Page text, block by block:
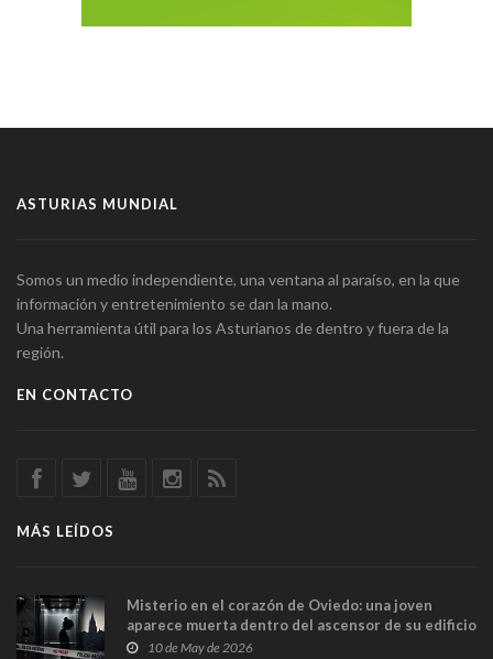
ASTURIAS MUNDIAL
Somos un medio independiente, una ventana al paraíso, en la que
información y entretenimiento se dan la mano.
Una herramienta útil para los Asturianos de dentro y fuera de la
región.
EN CONTACTO
MÁS LEÍDOS
Misterio en el corazón de Oviedo: una joven
aparece muerta dentro del ascensor de su edificio
y las cámaras captan sus últimos minutos
10 de May de 2026